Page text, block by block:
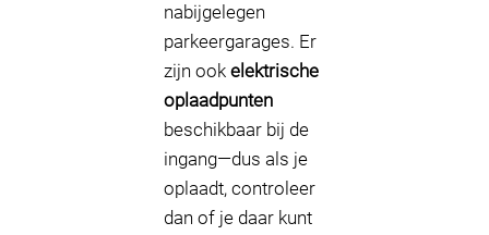
nabijgelegen
parkeergarages. Er
zijn ook elektrische
oplaadpunten
beschikbaar bij de
ingang—dus als je
oplaadt, controleer
dan of je daar kunt